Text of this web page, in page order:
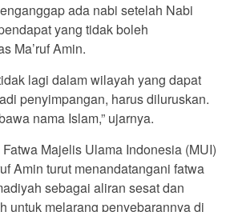
ada nabi setelah Nabi
yang tidak boleh
Ma’ruf Amin.
lagi dalam wilayah yang dapat
penyimpangan, harus diluruskan.
nama Islam,” ujarnya.
Majelis Ulama Indonesia (MUI)
Amin turut menandatangani fatwa
sebagai aliran sesat dan
untuk melarang penyebarannya di